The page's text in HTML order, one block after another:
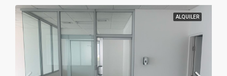
ALQUILER